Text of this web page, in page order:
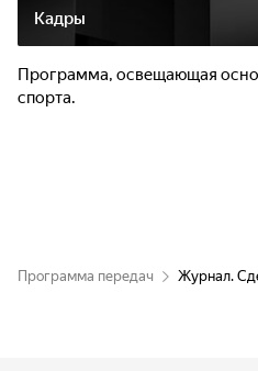
Кадры
Программа, освещающая
спорта.
Программа передач Журнал.